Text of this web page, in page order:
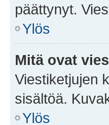
päättynyt.
Ylös
Mitä ovat
Viestiketjujen
sisältöä.
Ylös